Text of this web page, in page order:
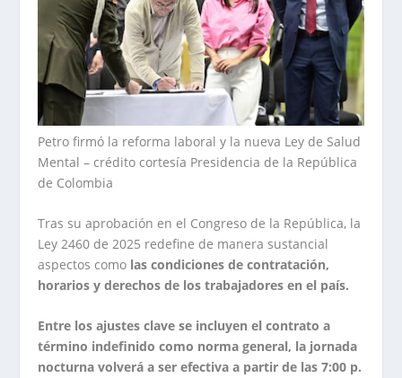
Petro firmó la reforma laboral y la nueva Ley de Salud
Mental – crédito cortesía Presidencia de la República
de Colombia
Tras su aprobación en el Congreso de la República, la
Ley 2460 de 2025 redefine de manera sustancial
aspectos como las condiciones de contratación,
horarios y derechos de los trabajadores en el país.
Entre los ajustes clave se incluyen el contrato a
término indefinido como norma general, la jornada
nocturna volverá a ser efectiva a partir de las 7:00 p.